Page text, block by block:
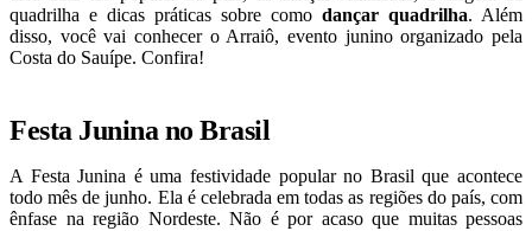
quadrilha e dicas práticas sobre como dançar quadrilha. Além
disso, você vai conhecer o Arraiô, evento junino organizado pela
Costa do Sauípe. Confira!
Festa Junina no Brasil
A Festa Junina é uma festividade popular no Brasil que acontece
todo mês de junho. Ela é celebrada em todas as regiões do país, com
ênfase na região Nordeste. Não é por acaso que muitas pessoas